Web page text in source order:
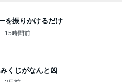
を振りかけるだけ
15時間前
くじがなんと凶